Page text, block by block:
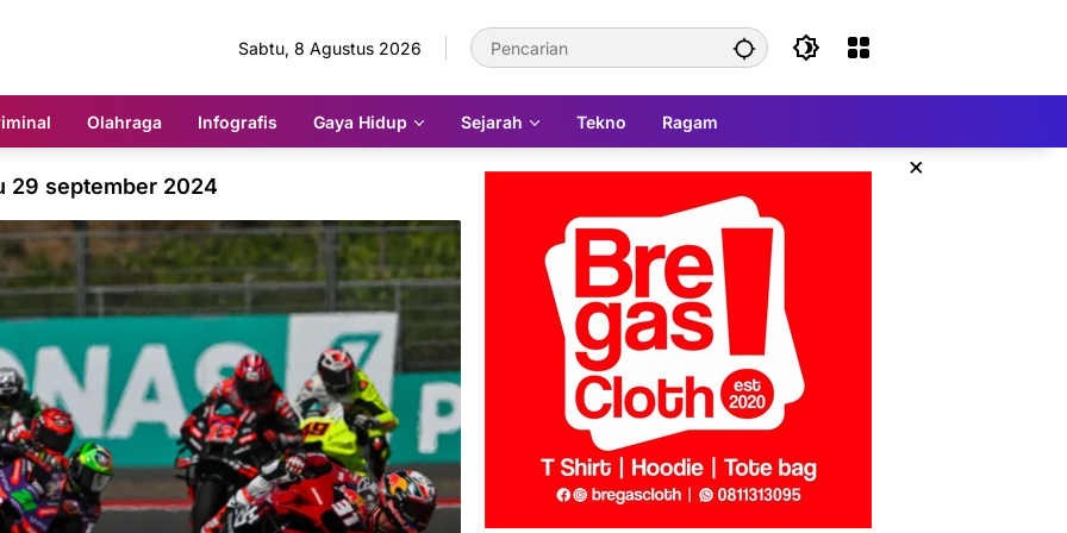
Sabtu, 8 Agustus 2026
Olahraga Infografis Gaya Hidup Sejarah Tekno Ragam
×
29 september 2024